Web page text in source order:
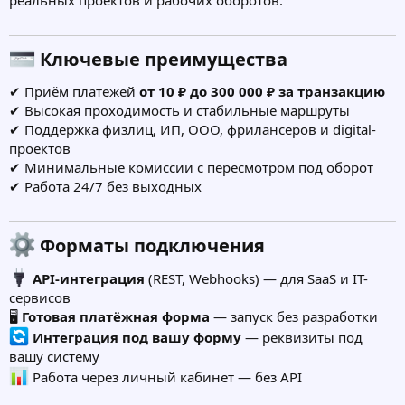
Ключевые преимущества​
✔ Приём платежей от 10 ₽ до 300 000 ₽ за транзакцию
✔ Высокая проходимость и стабильные маршруты
✔ Поддержка физлиц, ИП, ООО, фрилансеров и digital-
проектов
✔ Минимальные комиссии с пересмотром под оборот
✔ Работа 24/7 без выходных
Форматы подключения​
API-интеграция (REST, Webhooks) — для SaaS и IT-
сервисов
🖥 Готовая платёжная форма — запуск без разработки
Интеграция под вашу форму — реквизиты под
вашу систему
Работа через личный кабинет — без API